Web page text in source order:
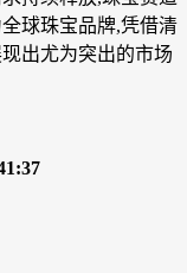
球珠宝品牌,凭借清
出尤为突出的市场